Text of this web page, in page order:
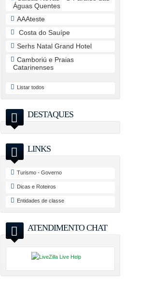
Águas Quentes
AAAteste
Costa do Sauípe
Serhs Natal Grand Hotel
Camboriú e Praias
Catarinenses
Listar todos
DESTAQUES
LINKS
Turismo - Governo
Dicas e Roteiros
Entidades de classe
ATENDIMENTO CHAT